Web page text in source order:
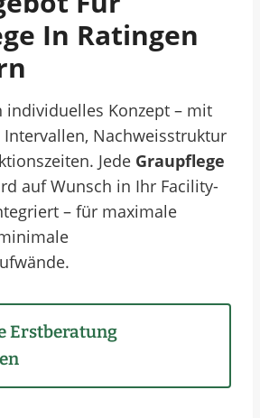
In Ratingen
individuelles Konzept – mit
Nachweisstruktur
Jede Graupflege
auf Wunsch in Ihr Facility-
– für maximale
Erstberatung